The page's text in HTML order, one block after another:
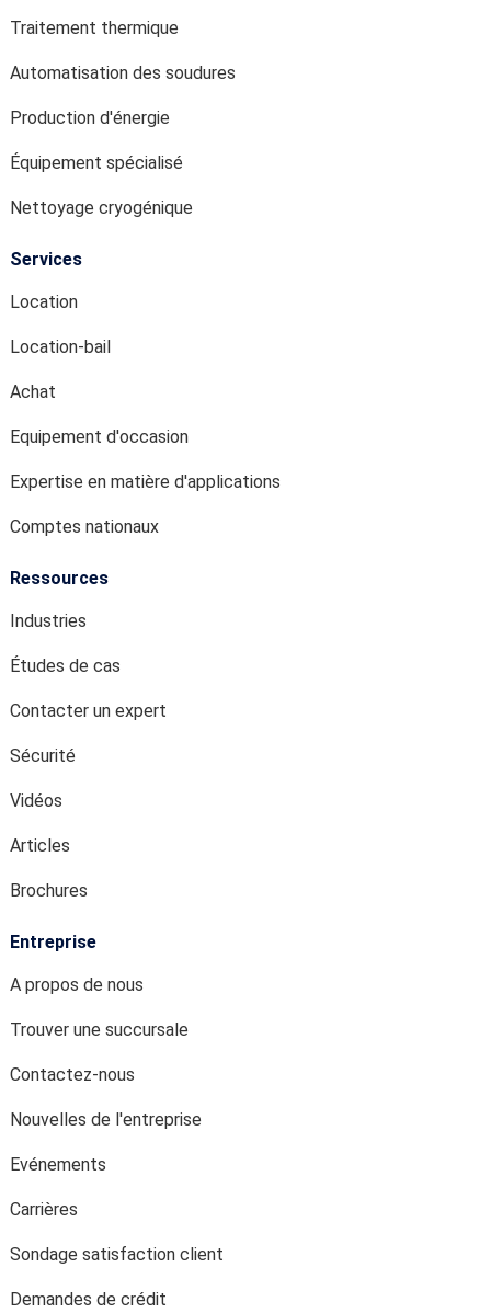
Traitement thermique
Automatisation des soudures
Production d'énergie
Équipement spécialisé
Nettoyage cryogénique
Services
Location
Location-bail
Achat
Equipement d'occasion
Expertise en matière d'applications
Comptes nationaux
Ressources
Industries
Études de cas
Contacter un expert
Sécurité
Vidéos
Articles
Brochures
Entreprise
A propos de nous
Trouver une succursale
Contactez-nous
Nouvelles de l'entreprise
Evénements
Carrières
Sondage satisfaction client
Demandes de crédit